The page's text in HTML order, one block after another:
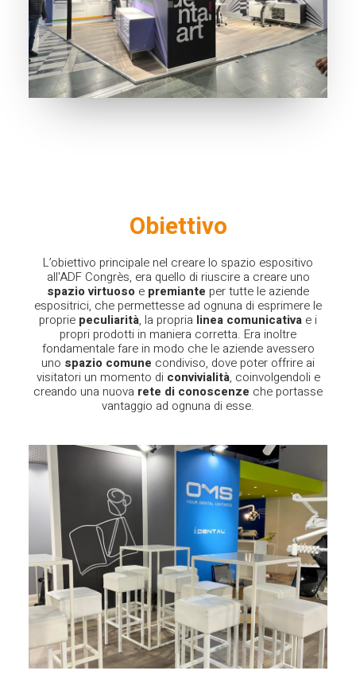
Obiettivo
L’obiettivo principale nel creare lo spazio espositivo
all'ADF Congrès, era quello di riuscire a creare uno
spazio virtuoso e premiante per tutte le aziende
espositrici, che permettesse ad ognuna di esprimere le
proprie peculiarità, la propria linea comunicativa e i
propri prodotti in maniera corretta. Era inoltre
fondamentale fare in modo che le aziende avessero
uno spazio comune condiviso, dove poter offrire ai
visitatori un momento di convivialità, coinvolgendoli e
creando una nuova rete di conoscenze che portasse
vantaggio ad ognuna di esse.